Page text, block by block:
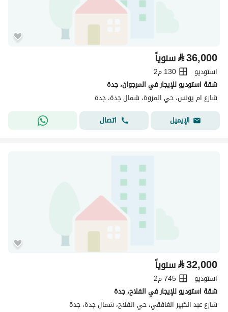
⃁36,000 سنوياً
استوديو
130 م2
شقة استوديو للإيجار في المرجوان، جدة
شارع ام يونس، حي المروة، شمال جدة، جدة
الإيميل
اتصال
⃁32,000 سنوياً
استوديو
745 م2
شقة استوديو للإيجار في الفلاح، جدة
شارع عبد الكبير الغافقي، حي الفلاح، شمال جدة، جدة